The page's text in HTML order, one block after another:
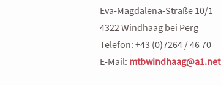
Eva-Magdalena-Straße 10/1
4322 Windhaag bei Perg
Telefon: +43 (0)7264 / 46 70
E-Mail: mtbwindhaag@a1.net